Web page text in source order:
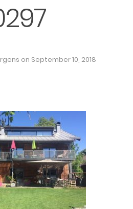
on September 10, 2018